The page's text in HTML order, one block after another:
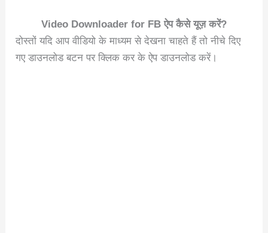
Video Downloader for FB ऐप कैसे यूज़ करें?
दोस्तों यदि आप वीडियो के माध्यम से देखना चाहते हैं तो नीचे दिए
गए डाउनलोड बटन पर क्लिक कर के ऐप डाउनलोड करें।